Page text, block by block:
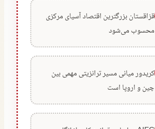
قزاقستان بزرگترین اقتصاد آسیای مرکزی
محسوب می‌شود
کریدور میانی مسیر ترانزیتی مهمی بین
چین و اروپا است